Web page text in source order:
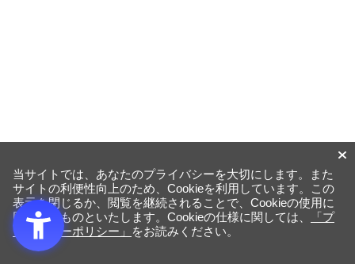
当サイトでは、あなたのプライバシーを大切にします。また
サイトの利便性向上のため、Cookieを利用しています。この
表示を閉じるか、閲覧を継続されることで、Cookieの使用に
同意するものといたします。Cookieの仕様に関しては、
「プ
ライバシーポリシー」
をお読みください。